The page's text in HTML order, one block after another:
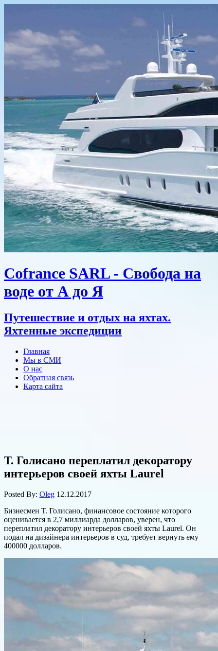
Cofrance SARL - Свобода на
воде от А до Я
Путешествие и отдых на яхтах.
Яхтенные экспедиции
Главная
Мы в СМИ
О нас
Обратная связь
Карта сайта
Т. Голисано переплатил декоратору
интерьеров своей яхты Laurel
Posted By: Oleg 12.12.2017
Бизнесмен Т. Голисано, финансовое состояние которого
оценивается в 2,7 миллиарда долларов, уверен, что
переплатил декоратору интерьеров своей яхты Laurel. Он
подал на дизайнера интерьеров в суд, требует вернуть ему
400000 долларов.